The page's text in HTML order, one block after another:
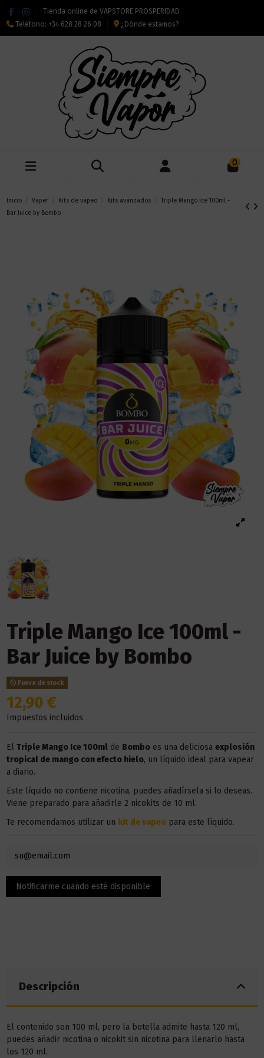
Tienda online de VAPSTORE PROSPERIDAD
Teléfono: +34 628 28 26 08 ¿Dónde estamos?
0
Inicio Vaper Kits de vapeo Kits avanzados
Triple Mango Ice 100ml -
Bar Juice by Bombo
Triple Mango Ice 100ml -
Bar Juice by Bombo
Fuera de stock
12,90 €
Impuestos incluidos
El Triple Mango Ice 100mlde Bomboes una deliciosa explosión
tropical de mango con efecto hielo, un líquido ideal para vapear
a diario.
Este líquido no contiene nicotina, puedes añadírsela si lo deseas.
Viene preparado para añadirle 2 nicokits de 10 ml.
Te recomendamos utilizar un kit de vapeopara este líquido.
Descripción
El contenido son 100 ml, pero la botella admite hasta 120 ml,
puedes añadir nicotina o nicokit sin nicotina para llenarlo hasta
los 120 ml.